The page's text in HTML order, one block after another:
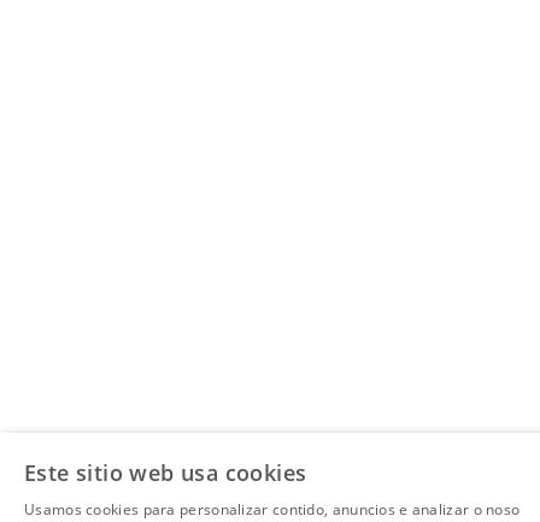
Este sitio web usa cookies
Usamos cookies para personalizar contido, anuncios e analizar o noso